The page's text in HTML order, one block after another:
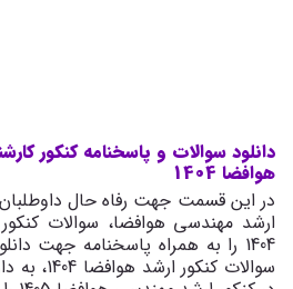
دانلود سوالات و پاسخنامه کنکور
هوافضا 1404
در این قسمت جهت رفاه حال
ارشد مهندسی هوافضا، سوالات
1404 را به همراه پاسخنامه جهت
سوالات